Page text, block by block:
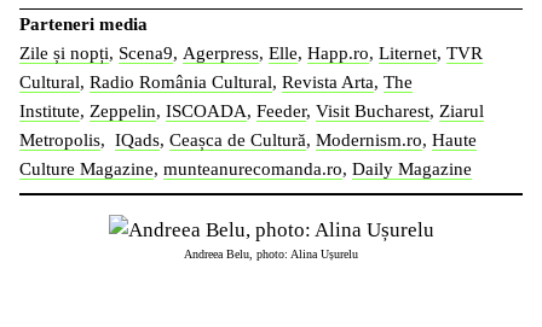
Parteneri media
Zile și nopți, Scena9, Agerpress, Elle, Happ.ro, Liternet, TVR
Cultural, Radio România Cultural, Revista Arta, The
Institute, Zeppelin, ISCOADA, Feeder, Visit Bucharest, Ziarul
Metropolis, IQads, Ceașca de Cultură, Modernism.ro, Haute
Culture Magazine, munteanurecomanda.ro, Daily Magazine
Andreea Belu, photo: Alina Ușurelu